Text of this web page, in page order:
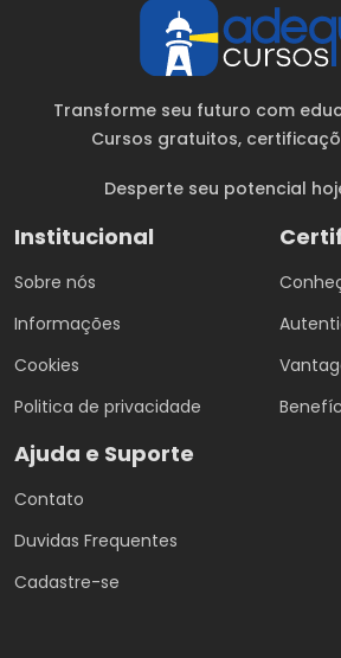
Transforme seu futuro com
Cursos gratuitos,
Desperte seu potencial
Institucional
Sobre nós
Informações
Cookies
Politica de privacidade
Ajuda e Suporte
Contato
Duvidas Frequentes
Cadastre-se